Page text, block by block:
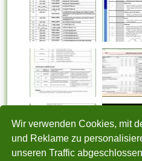
Wir verwenden Cookies, mit
und Reklame zu
unseren Traffic